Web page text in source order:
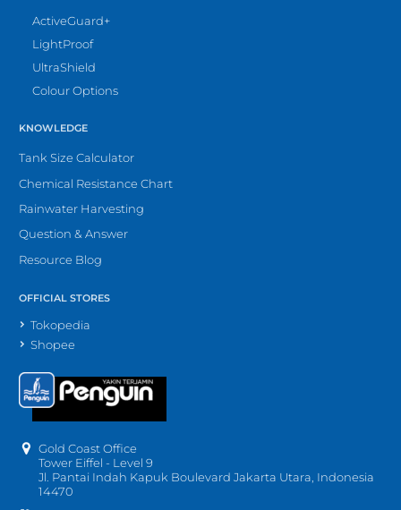
ActiveGuard+
LightProof
UltraShield
Colour Options
KNOWLEDGE
Tank Size Calculator
Chemical Resistance Chart
Rainwater Harvesting
Question & Answer
Resource Blog
OFFICIAL STORES
Tokopedia
Shopee
Gold Coast Office
Tower Eiffel - Level 9
Jl. Pantai Indah Kapuk Boulevard Jakarta Utara, Indonesia
14470